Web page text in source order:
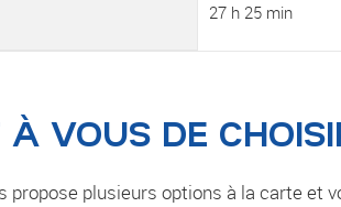
27 h 25 min
À VOUS DE
propose plusieurs options à la carte et